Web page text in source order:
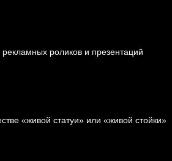
роликов и презентаций
«живой статуи» или «живой стойки»